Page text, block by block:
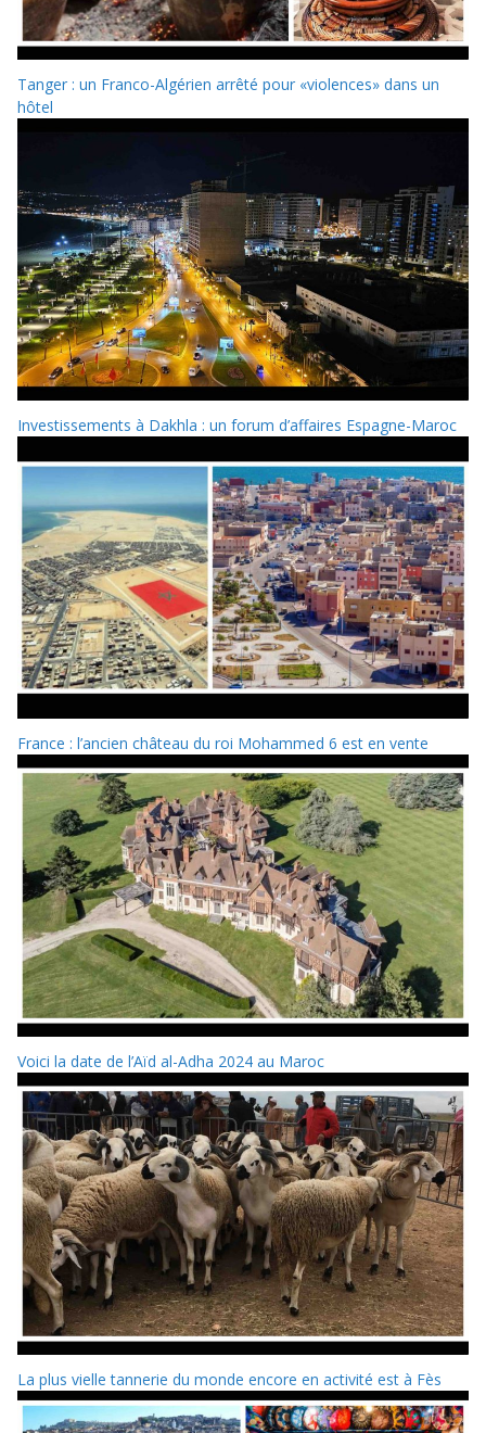
Tanger : un Franco-Algérien arrêté pour «violences» dans un
hôtel
Investissements à Dakhla : un forum d’affaires Espagne-Maroc
France : l’ancien château du roi Mohammed 6 est en vente
Voici la date de l’Aïd al-Adha 2024 au Maroc
La plus vielle tannerie du monde encore en activité est à Fès